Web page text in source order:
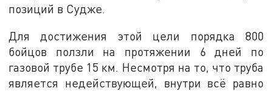
позиций в Судже.
Для достижения этой цели порядка 800
бойцов ползли на протяжении 6 дней по
газовой трубе 15 км. Несмотря на то, что труба
является недействующей, внутри всё равно